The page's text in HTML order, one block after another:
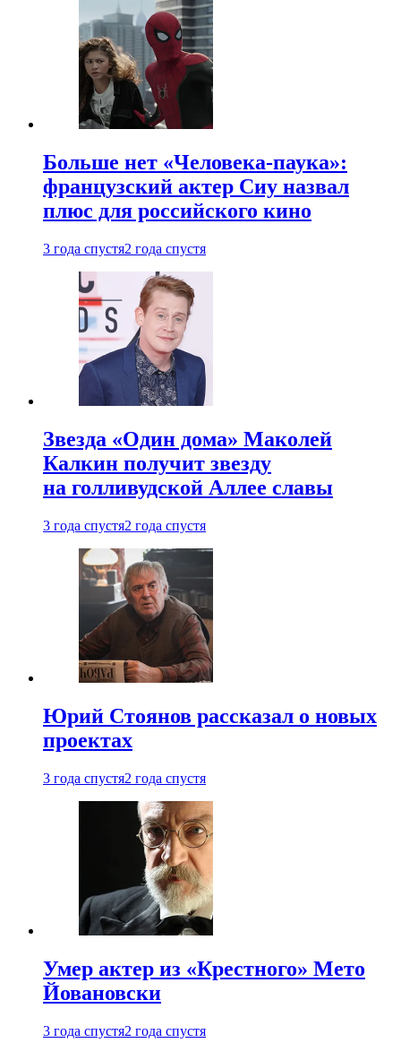
Больше нет «Человека-паука»:
французский актер Сиу назвал
плюс для российского кино
3 года спустя2 года спустя
Звезда «Один дома» Маколей
Калкин получит звезду
на голливудской Аллее славы
3 года спустя2 года спустя
Юрий Стоянов рассказал о новых
проектах
3 года спустя2 года спустя
Умер актер из «Крестного» Мето
Йовановски
3 года спустя2 года спустя